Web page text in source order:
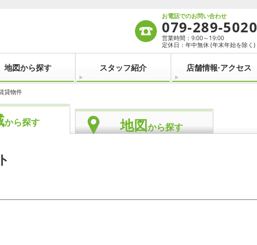
お電話でのお問い合わせ
079-289-5020
営業時間：9:00～19:00
定休日：年中無休 (年末年始を除く)
地図から探す スタッフ紹介 店舗情報·アクセス
貸物件
から探す 地図から探す